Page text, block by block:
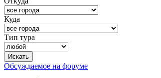
Куда
Тип тура
Обсуждаемое на форуме